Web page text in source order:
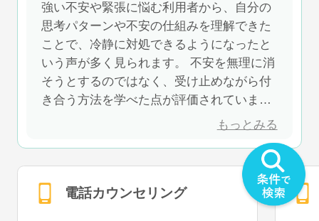
強い不安や緊張に悩む利用者から、自分の
思考パターンや不安の仕組みを理解できた
ことで、冷静に対処できるようになったと
いう声が多く見られます。 不安を無理に消
そうとするのではなく、受け止めながら付
き合う方法を学べた点が評価されていま
す。 具体的な対処法を実践することで、不
もっとみる
電話カウンセリング